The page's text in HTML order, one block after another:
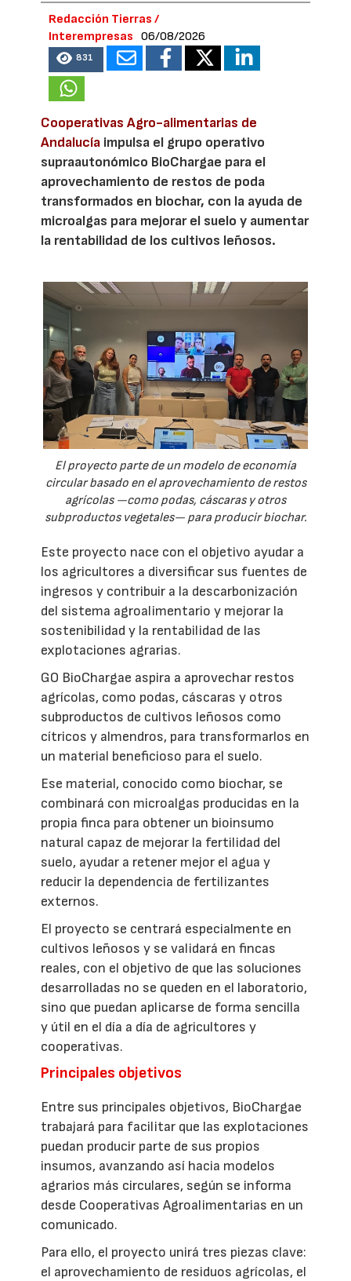
Redacción Tierras /
Interempresas
06/08/2026
831
Cooperativas Agro-alimentarias de
Andalucía impulsa el grupo operativo
supraautonómico BioChargae para el
aprovechamiento de restos de poda
transformados en biochar, con la ayuda de
microalgas para mejorar el suelo y aumentar
la rentabilidad de los cultivos leñosos.
El proyecto parte de un modelo de economía
circular basado en el aprovechamiento de restos
agrícolas —como podas, cáscaras y otros
subproductos vegetales— para producir biochar.
Este proyecto nace con el objetivo ayudar a
los agricultores a diversificar sus fuentes de
ingresos y contribuir a la descarbonización
del sistema agroalimentario y mejorar la
sostenibilidad y la rentabilidad de las
explotaciones agrarias.
GO BioChargae aspira a aprovechar restos
agrícolas, como podas, cáscaras y otros
subproductos de cultivos leñosos como
cítricos y almendros, para transformarlos en
un material beneficioso para el suelo.
Ese material, conocido como biochar, se
combinará con microalgas producidas en la
propia finca para obtener un bioinsumo
natural capaz de mejorar la fertilidad del
suelo, ayudar a retener mejor el agua y
reducir la dependencia de fertilizantes
externos.
El proyecto se centrará especialmente en
cultivos leñosos y se validará en fincas
reales, con el objetivo de que las soluciones
desarrolladas no se queden en el laboratorio,
sino que puedan aplicarse de forma sencilla
y útil en el día a día de agricultores y
cooperativas.
Principales objetivos
Entre sus principales objetivos, BioChargae
trabajará para facilitar que las explotaciones
puedan producir parte de sus propios
insumos, avanzando así hacia modelos
agrarios más circulares, según se informa
desde Cooperativas Agroalimentarias en un
comunicado.
Para ello, el proyecto unirá tres piezas clave:
el aprovechamiento de residuos agrícolas, el